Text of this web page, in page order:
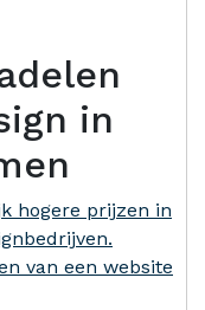
in
hogere prijzen in
van een website